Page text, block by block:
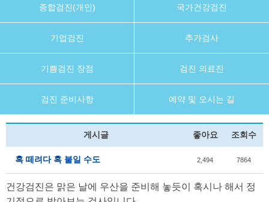
종합검진(개인) 국가건강검진
기업검진 추가검사
기쁨검진 장점 검진 의료진
검진 준비사항 예약 및 오시는 길
게시글 좋아요 조회수
혹 떼려다 혹 붙일 수도 2,494 7864
건강검진은 맑은 날에 우산을 준비해 놓듯이 혹시나 해서 정